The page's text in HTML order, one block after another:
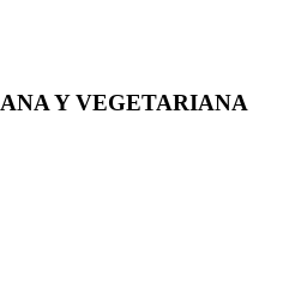
Y VEGETARIANA